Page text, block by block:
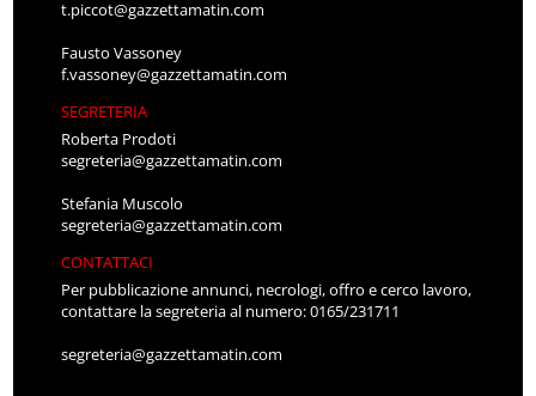
t.piccot@gazzettamatin.com
Fausto Vassoney
f.vassoney@gazzettamatin.com
SEGRETERIA
Roberta Prodoti
segreteria@gazzettamatin.com
Stefania Muscolo
segreteria@gazzettamatin.com
CONTATTACI
Per pubblicazione annunci, necrologi, offro e cerco lavoro,
contattare la segreteria al numero: 0165/231711
segreteria@gazzettamatin.com